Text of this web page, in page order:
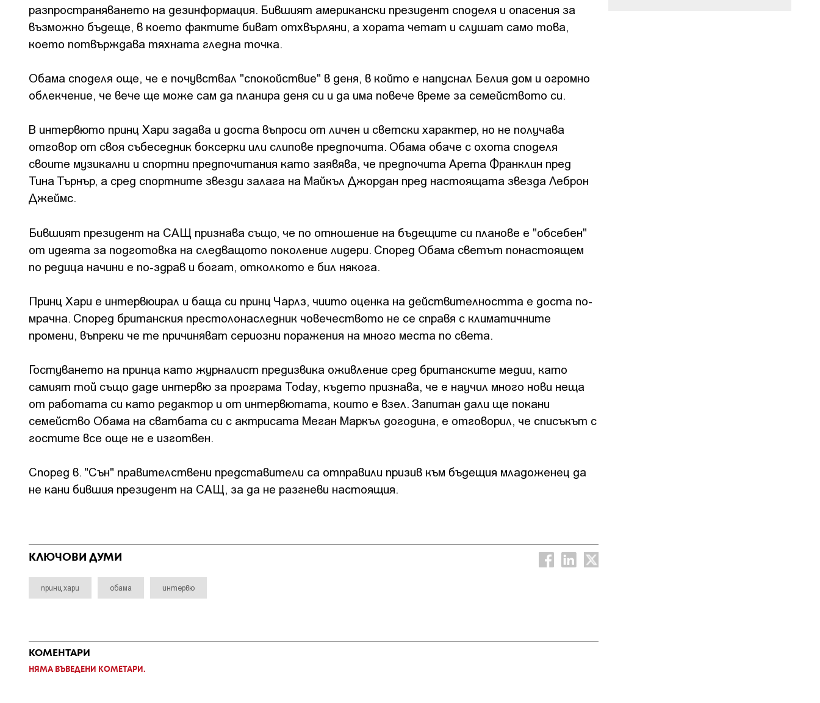
разпространяването на дезинформация. Бившият американски президент споделя и опасения за
възможно бъдеще, в което фактите биват отхвърляни, а хората четат и слушат само това,
което потвърждава тяхната гледна точка.
Обама споделя още, че е почувствал "спокойствие" в деня, в който е напуснал Белия дом и огромно
облекчение, че вече ще може сам да планира деня си и да има повече време за семейството си.
В интервюто принц Хари задава и доста въпроси от личен и светски характер, но не получава
отговор от своя събеседник боксерки или слипове предпочита. Обама обаче с охота споделя
своите музикални и спортни предпочитания като заявява, че предпочита Арета Франклин пред
Тина Търнър, а сред спортните звезди залага на Майкъл Джордан пред настоящата звезда Леброн
Джеймс.
Бившият президент на САЩ признава също, че по отношение на бъдещите си планове е "обсебен"
от идеята за подготовка на следващото поколение лидери. Според Обама светът понастоящем
по редица начини е по-здрав и богат, отколкото е бил някога.
Принц Хари е интервюирал и баща си принц Чарлз, чиито оценка на действителността е доста по-
мрачна. Според британския престолонаследник човечеството не се справя с климатичните
промени, въпреки че те причиняват сериозни поражения на много места по света.
Гостуването на принца като журналист предизвика оживление сред британските медии, като
самият той също даде интервю за програма Today, където признава, че е научил много нови неща
от работата си като редактор и от интервютата, които е взел. Запитан дали ще покани
семейство Обама на сватбата си с актрисата Меган Маркъл догодина, е отговорил, че списъкът с
гостите все още не е изготвен.
Според в. "Сън" правителствени представители са отправили призив към бъдещия младоженец да
не кани бившия президент на САЩ, за да не разгневи настоящия.
КЛЮЧОВИ ДУМИ
принц хари обама интервю
КОМЕНТАРИ
НЯМА ВЪВЕДЕНИ КОМЕТАРИ.